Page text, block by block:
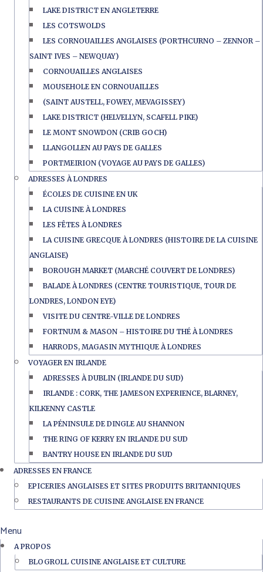
LAKE DISTRICT EN ANGLETERRE
LES COTSWOLDS
LES CORNOUAILLES ANGLAISES (PORTHCURNO – ZENNOR –
SAINT IVES – NEWQUAY)
CORNOUAILLES ANGLAISES
MOUSEHOLE EN CORNOUAILLES
(SAINT AUSTELL, FOWEY, MEVAGISSEY)
LAKE DISTRICT (HELVELLYN, SCAFELL PIKE)
LE MONT SNOWDON (CRIB GOCH)
LLANGOLLEN AU PAYS DE GALLES
PORTMEIRION (VOYAGE AU PAYS DE GALLES)
ADRESSES À LONDRES
ÉCOLES DE CUISINE EN UK
LA CUISINE À LONDRES
LES FÊTES À LONDRES
LA CUISINE GRECQUE À LONDRES (HISTOIRE DE LA CUISINE
ANGLAISE)
BOROUGH MARKET (MARCHÉ COUVERT DE LONDRES)
BALADE À LONDRES (CENTRE TOURISTIQUE, TOUR DE
LONDRES, LONDON EYE)
VISITE DU CENTRE-VILLE DE LONDRES
FORTNUM & MASON – HISTOIRE DU THÉ À LONDRES
HARRODS, MAGASIN MYTHIQUE À LONDRES
VOYAGER EN IRLANDE
ADRESSES À DUBLIN (IRLANDE DU SUD)
IRLANDE : CORK, THE JAMESON EXPERIENCE, BLARNEY,
KILKENNY CASTLE
LA PÉNINSULE DE DINGLE AU SHANNON
THE RING OF KERRY EN IRLANDE DU SUD
BANTRY HOUSE EN IRLANDE DU SUD
ADRESSES EN FRANCE
EPICERIES ANGLAISES ET SITES PRODUITS BRITANNIQUES
RESTAURANTS DE CUISINE ANGLAISE EN FRANCE
Menu
A PROPOS
BLOGROLL CUISINE ANGLAISE ET CULTURE